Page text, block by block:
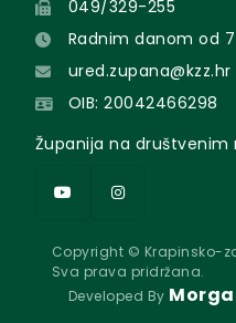
049/329-255
Radnim danom od 7
ured.zupana@kzz.hr
OIB: 20042466298
Županija na društvenim
Copyright © Krapinsko-
Sva prava pridržana.
Developed By